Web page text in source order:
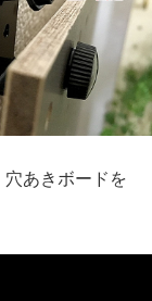
あきボードを